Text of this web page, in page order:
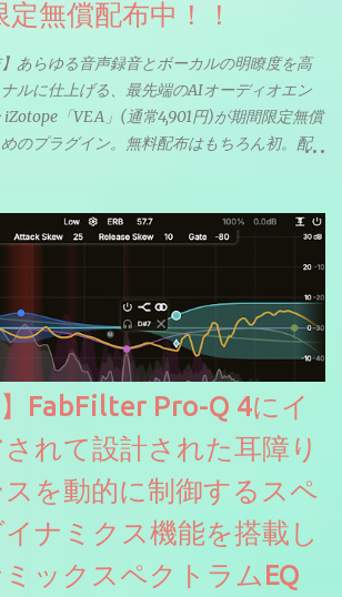
無償配布中！！
】あらゆる音声録音とボーカルの明瞭度を高
ルに仕上げる、最先端のAIオーディオエン
「VEA」(通常4,901円)が期間限定無償
のプラグイン。無料配布はもちろん初。配
】FabFilter Pro-Q 4にイ
れて設計された耳障り
を動的に制御するスペ
ナミクス機能を搭載し
ックスペクトラムEQ